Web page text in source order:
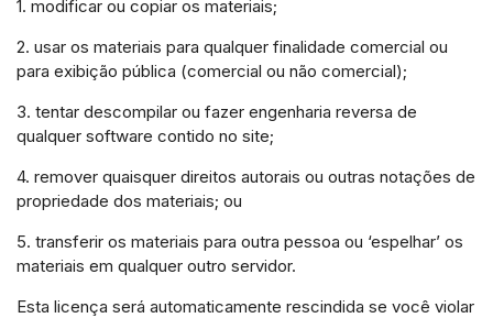
1. modificar ou copiar os materiais;
2. usar os materiais para qualquer finalidade comercial ou
para exibição pública (comercial ou não comercial);
3. tentar descompilar ou fazer engenharia reversa de
qualquer software contido no site;
4. remover quaisquer direitos autorais ou outras notações de
propriedade dos materiais; ou
5. transferir os materiais para outra pessoa ou ‘espelhar’ os
materiais em qualquer outro servidor.
Esta licença será automaticamente rescindida se você violar